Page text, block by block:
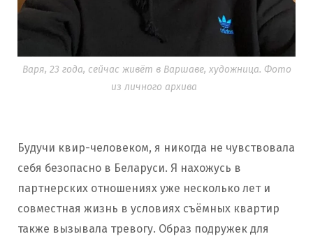
Варя, 23 года, сейчас живёт в Варшаве, художница. Фото
из личного архива
Будучи квир-человеком, я никогда не чувствовала
себя безопасно в Беларуси. Я нахожусь в
партнерских отношениях уже несколько лет и
совместная жизнь в условиях съёмных квартир
также вызывала тревогу. Образ подружек для